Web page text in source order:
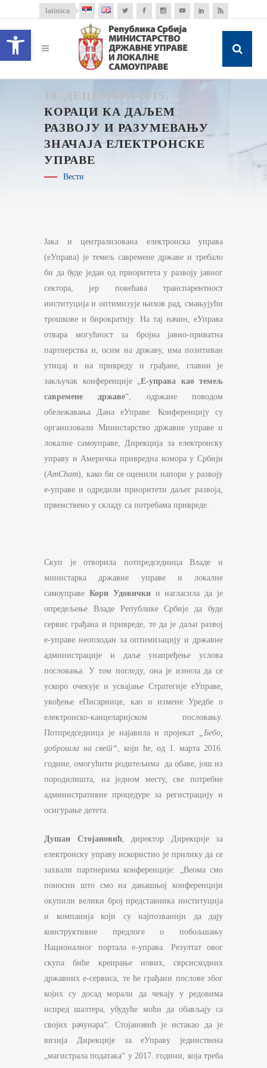
Open toolbar
latinica
10. ДЕЦЕМБРА 2015.
КОРАЦИ КА ДАЉЕМ
РАЗВОЈУ И РАЗУМЕВАЊУ
ЗНАЧАЈА ЕЛЕКТРОНСКЕ
УПРАВЕ
Вести
Јака и централизована електронска управа
(еУправа) је темељ савремене државе и требало
би да буде један од приоритета у развоју јавног
сектора, јер повећава транспарентност
институција и оптимизује њихов рад, смањујући
трошкове и бирократију. На тај начин, еУправа
отвара могућност за бројна јавно-приватна
партнерства и, осим на државу, има позитиван
утицај и на привреду и грађане, главни је
закључак конференције „Е-управа као темељ
савремене државе“, одржане поводом
обележавања Дана еУправе. Конференцију су
организовали Министарство државне управе и
локалне самоуправе, Дирекција за електронску
управу и Америчка привредна комора у Србији
(AmCham), како би се оценили напори у развоју
е-управе и одредили приоритети даљег развоја,
првенствено у складу са потребама привреде.
Скуп је отворила потпредседница Владе и
министарка државне управе и локалне
самоуправе Кори Удовичкии нагласила да је
опредељење Владе Републике Србије да буде
сервис грађана и привреде, те да је даљи развој
е-управе неопходан за оптимизацију и државне
администрације и даље унапређење услова
пословања. У том погледу, она је изнела да се
ускоро очекује и усвајање Стратегије еУправе,
увођење еПисарнице, као и измене Уредбе о
електронско-канцеларијском пословању.
Потпредседница је најавила и пројекат „Бебо,
доброшла на свет“, који ће, од 1. марта 2016.
године, омогућити родитељима да обаве, још из
породилишта, на једном месту, све потребне
административне процедуре за регистрацију и
осигурање детета.
Душан Стојановић, директор Дирекције за
електронску управу искористио је прилику да се
захвали партнерима конференције: „Веома смо
поносни што смо на данашњој конференцији
окупили велики број представника институција
и компанија који су најпозванији да дају
конструктивне предлоге о побољшању
Националног портала е-управа. Резултат овог
скупа биће креирање нових, сврсисходних
државних е-сервиса, те ће грађани послове због
којих су досад морали да чекају у редовима
испред шалтера, убудуће моћи да обављају са
својих рачунара“. Стојановић је истакао да је
визија Дирекције за еУправу јединствена
„магистрала података“ у 2017. години, која треба